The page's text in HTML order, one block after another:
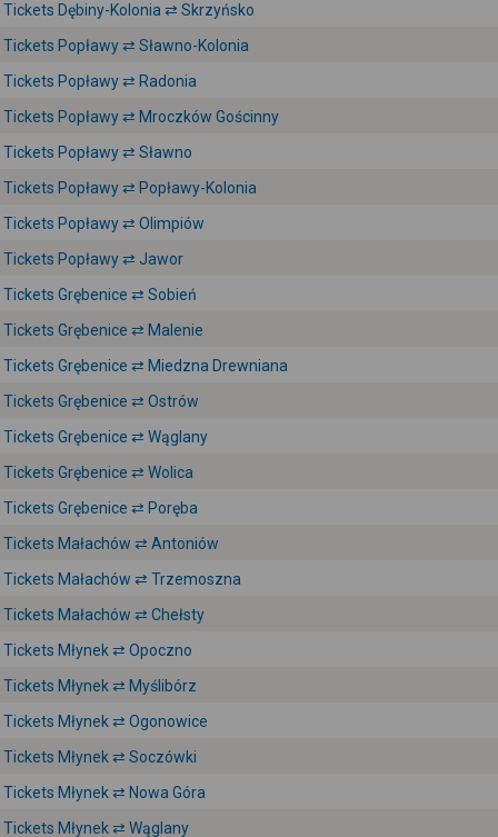
Tickets Dębiny-Kolonia ⇄ Skrzyńsko
Tickets Popławy ⇄ Sławno-Kolonia
Tickets Popławy ⇄ Radonia
Tickets Popławy ⇄ Mroczków Gościnny
Tickets Popławy ⇄ Sławno
Tickets Popławy ⇄ Popławy-Kolonia
Tickets Popławy ⇄ Olimpiów
Tickets Popławy ⇄ Jawor
Tickets Grębenice ⇄ Sobień
Tickets Grębenice ⇄ Malenie
Tickets Grębenice ⇄ Miedzna Drewniana
Tickets Grębenice ⇄ Ostrów
Tickets Grębenice ⇄ Wąglany
Tickets Grębenice ⇄ Wolica
Tickets Grębenice ⇄ Poręba
Tickets Małachów ⇄ Antoniów
Tickets Małachów ⇄ Trzemoszna
Tickets Małachów ⇄ Chełsty
Tickets Młynek ⇄ Opoczno
Tickets Młynek ⇄ Myślibórz
Tickets Młynek ⇄ Ogonowice
Tickets Młynek ⇄ Soczówki
Tickets Młynek ⇄ Nowa Góra
Tickets Młynek ⇄ Wąglany